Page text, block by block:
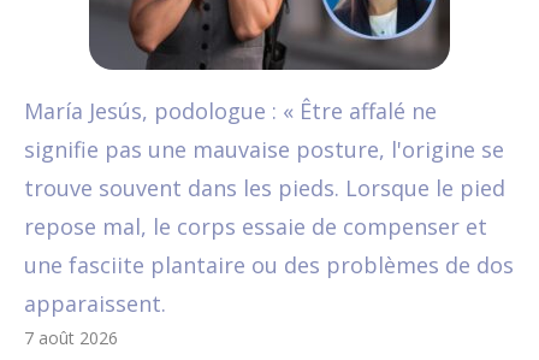
María Jesús, podologue : « Être affalé ne
signifie pas une mauvaise posture, l'origine se
trouve souvent dans les pieds. Lorsque le pied
repose mal, le corps essaie de compenser et
une fasciite plantaire ou des problèmes de dos
apparaissent.
7 août 2026